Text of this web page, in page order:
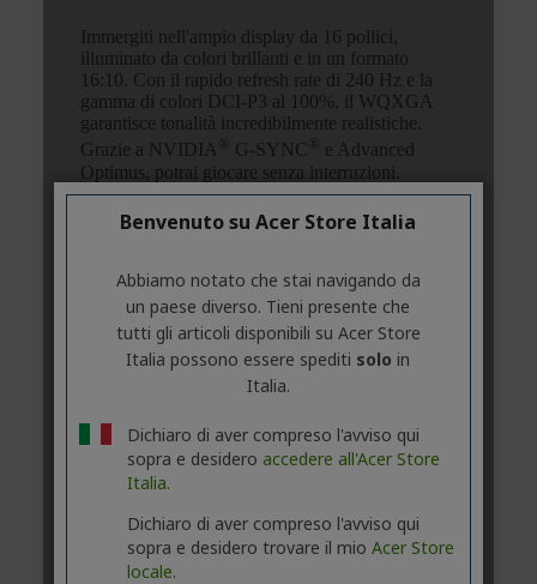
Benvenuto su Acer Store Italia
Abbiamo notato che stai navigando da
un paese diverso. Tieni presente che
tutti gli articoli disponibili su Acer Store
Italia possono essere spediti solo in
Italia.
Dichiaro di aver compreso l'avviso qui
sopra e desidero accedere all'Acer Store
Italia.
Dichiaro di aver compreso l'avviso qui
sopra e desidero trovare il mio Acer Store
locale.